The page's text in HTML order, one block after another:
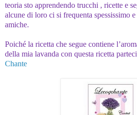
teoria sto apprendendo trucchi , ricette e
alcune di loro ci si frequenta spessissimo
amiche.
Poiché la ricetta che segue contiene
della mia lavanda con questa ricetta
Chante